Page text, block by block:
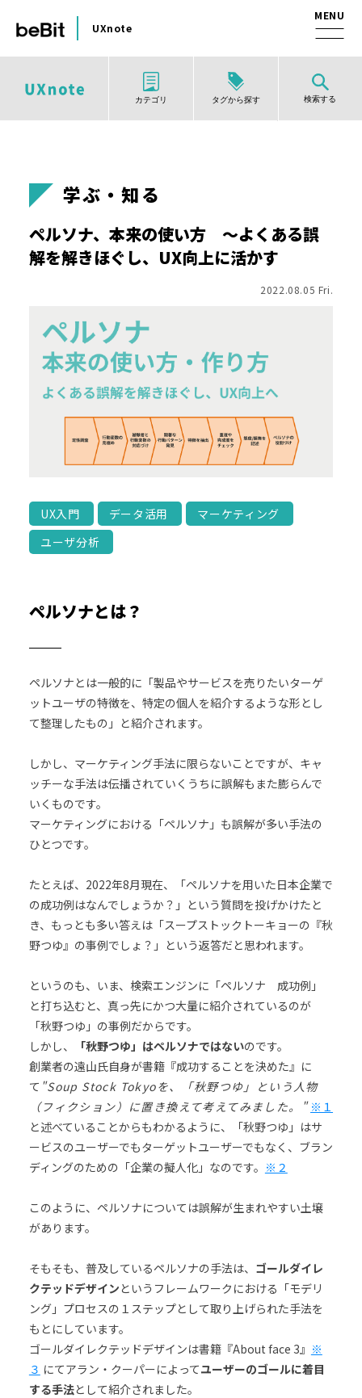
UXnote
カテゴリ タグから探す 検索する
学ぶ・知る
ペルソナ、本来の使い方 ～よくある誤
解を解きほぐし、UX向上に活かす
2022.08.05 Fri.
UX入門 データ活用
マーケティング
ユーザ分析
ペルソナとは？
ペルソナとは一般的に「製品やサービスを売りたいターゲ
ットユーザの特徴を、特定の個人を紹介するような形とし
て整理したもの」と紹介されます。
しかし、マーケティング手法に限らないことですが、キャ
ッチーな手法は伝播されていくうちに誤解もまた膨らんで
いくものです。
マーケティングにおける「ペルソナ」も誤解が多い手法の
ひとつです。
たとえば、2022年8月現在、「ペルソナを用いた日本企業で
の成功例はなんでしょうか？」という質問を投げかけたと
き、もっとも多い答えは「スープストックトーキョーの『秋
野つゆ』の事例でしょ？」という返答だと思われます。
というのも、いま、検索エンジンに「ペルソナ 成功例」
と打ち込むと、真っ先にかつ大量に紹介されているのが
「秋野つゆ」の事例だからです。
しかし、
「秋野つゆ」はペルソナではないのです。
創業者の遠山氏自身が書籍『成功することを決めた』に
て "Soup Stock Tokyoを、「秋野つゆ」という人物
（フィクション）に置き換えて考えてみました。" ※１
と述べていることからもわかるように、「秋野つゆ」はサ
ービスのユーザーでもターゲットユーザーでもなく、ブラン
ディングのための「企業の擬人化」なのです。 ※２
このように、ペルソナについては誤解が生まれやすい土壌
があります。
そもそも、普及しているペルソナの手法は、 ゴールダイレ
クテッドデザイン というフレームワークにおける「モデリ
ング」プロセスの１ステップとして取り上げられた手法を
もとにしています。
ゴールダイレクテッドデザインは書籍『About face 3』 ※
３ にてアラン・クーパーによってユーザーのゴールに着目
する手法として紹介されました。